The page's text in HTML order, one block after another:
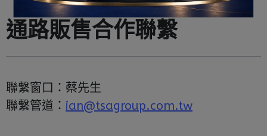
通路販售合作聯繫
聯繫窗口：蔡先生
聯繫管道： ian@tsagroup.com.tw